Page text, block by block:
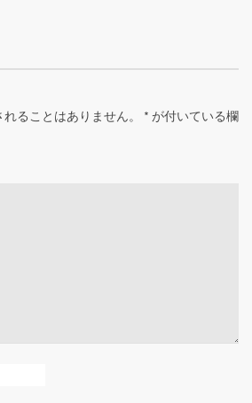
ることはありません。 * が付いている欄